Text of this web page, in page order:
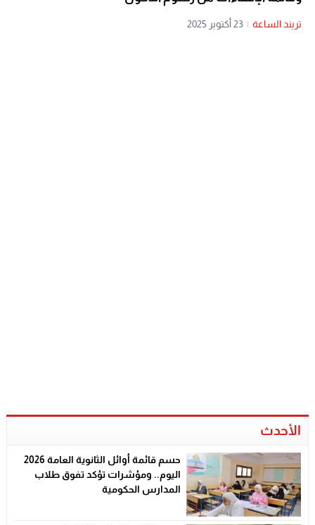
تريند الساعة | 23 أكتوبر 2025
الأحدث
حسم قائمة أوائل الثانوية العامة 2026
اليوم.. ومؤشرات تؤكد تفوق طلاب
المدارس الحكومية